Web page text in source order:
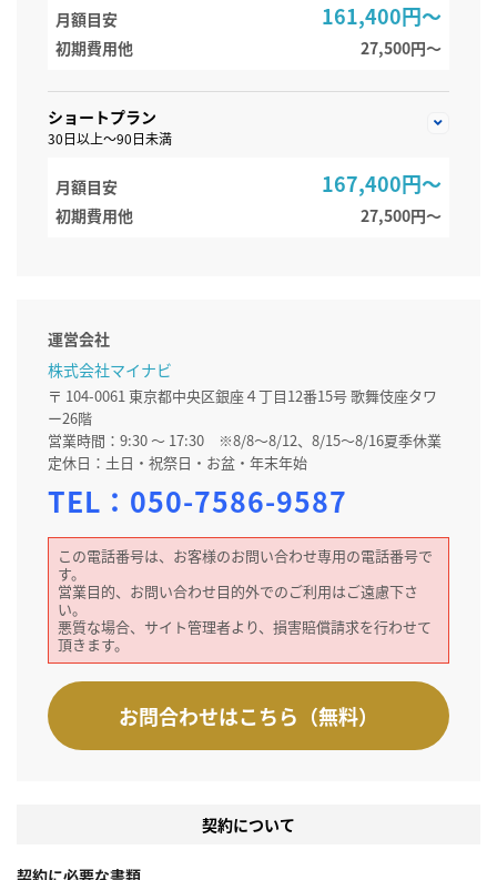
月額目安 161,400円～
初期費用他 27,500円〜
ショートプラン
30日以上～90日未満
月額目安 167,400円～
初期費用他 27,500円〜
運営会社
株式会社マイナビ
〒 104-0061 東京都中央区銀座４丁目12番15号 歌舞伎座タワ
ー26階
営業時間：9:30 ～ 17:30 ※8/8～8/12、8/15～8/16夏季休業
定休日：土日・祝祭日・お盆・年末年始
TEL： 050-7586-9587
この電話番号は、お客様のお問い合わせ専用の電話番号で
す。
営業目的、お問い合わせ目的外でのご利用はご遠慮下さ
い。
悪質な場合、サイト管理者より、損害賠償請求を行わせて
頂きます。
お問合わせはこちら（無料）
契約について